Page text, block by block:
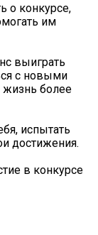
о конкурсе,
им
выиграть
с новыми
более
испытать
достижения.
в конкурсе